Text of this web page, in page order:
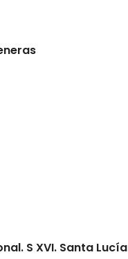
S XVI. Santa Lucía